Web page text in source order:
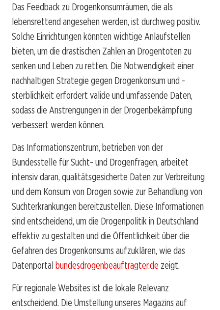
Das Feedback zu Drogenkonsumräumen, die als
lebensrettend angesehen werden, ist durchweg positiv.
Solche Einrichtungen könnten wichtige Anlaufstellen
bieten, um die drastischen Zahlen an Drogentoten zu
senken und Leben zu retten. Die Notwendigkeit einer
nachhaltigen Strategie gegen Drogenkonsum und -
sterblichkeit erfordert valide und umfassende Daten,
sodass die Anstrengungen in der Drogenbekämpfung
verbessert werden können.
Das Informationszentrum, betrieben von der
Bundesstelle für Sucht- und Drogenfragen, arbeitet
intensiv daran, qualitätsgesicherte Daten zur Verbreitung
und dem Konsum von Drogen sowie zur Behandlung von
Suchterkrankungen bereitzustellen. Diese Informationen
sind entscheidend, um die Drogenpolitik in Deutschland
effektiv zu gestalten und die Öffentlichkeit über die
Gefahren des Drogenkonsums aufzuklären, wie das
Datenportal bundesdrogenbeauftragter.de zeigt.
Für regionale Websites ist die lokale Relevanz
entscheidend. Die Umstellung unseres Magazins auf